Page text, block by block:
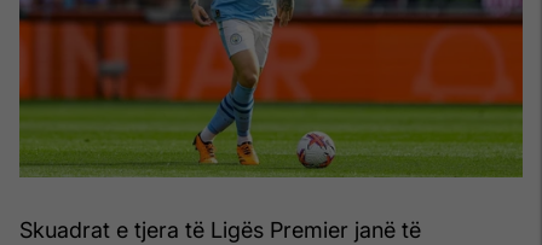
Skuadrat e tjera të Ligës Premier janë të